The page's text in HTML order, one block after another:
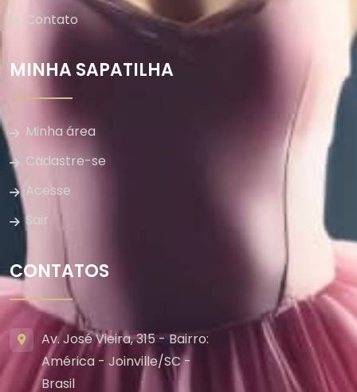
Contato
MINHA SAPATILHA
Minha área
Cadastre-se
Acesse
Sair
CONTATOS
Av. José Vieira, 315 - Bairro:
América - Joinville/SC -
Brasil